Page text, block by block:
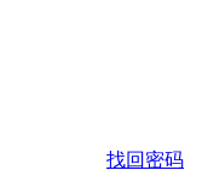
找回密码